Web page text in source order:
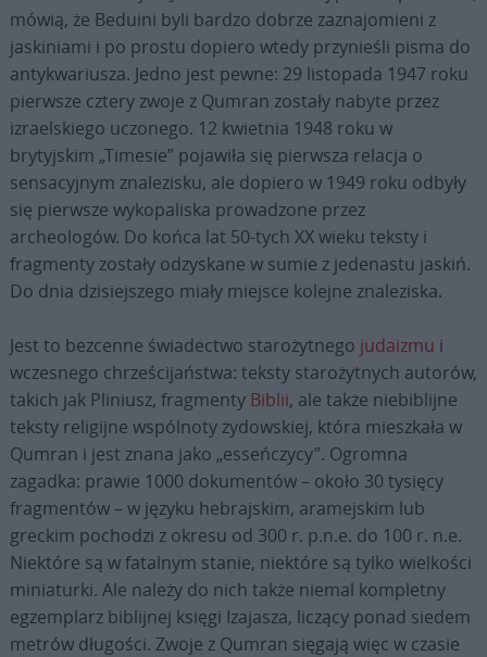
mówią, że Beduini byli bardzo dobrze zaznajomieni z
jaskiniami i po prostu dopiero wtedy przynieśli pisma do
antykwariusza. Jedno jest pewne: 29 listopada 1947 roku
pierwsze cztery zwoje z Qumran zostały nabyte przez
izraelskiego uczonego. 12 kwietnia 1948 roku w
brytyjskim „Timesie” pojawiła się pierwsza relacja o
sensacyjnym znalezisku, ale dopiero w 1949 roku odbyły
się pierwsze wykopaliska prowadzone przez
archeologów. Do końca lat 50-tych XX wieku teksty i
fragmenty zostały odzyskane w sumie z jedenastu jaskiń.
Do dnia dzisiejszego miały miejsce kolejne znaleziska.
Jest to bezcenne świadectwo starożytnego judaizmu i
wczesnego chrześcijaństwa: teksty starożytnych autorów,
takich jak Pliniusz, fragmenty Biblii, ale także niebiblijne
teksty religijne wspólnoty żydowskiej, która mieszkała w
Qumran i jest znana jako „esseńczycy”. Ogromna
zagadka: prawie 1000 dokumentów – około 30 tysięcy
fragmentów – w języku hebrajskim, aramejskim lub
greckim pochodzi z okresu od 300 r. p.n.e. do 100 r. n.e.
Niektóre są w fatalnym stanie, niektóre są tylko wielkości
miniaturki. Ale należy do nich także niemal kompletny
egzemplarz biblijnej księgi Izajasza, liczący ponad siedem
metrów długości. Zwoje z Qumran sięgają więc w czasie